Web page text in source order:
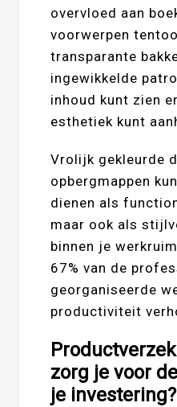
overvloed aan
voorwerpen
transparante
ingewikkelde
inhoud kunt zien
esthetiek kunt
Vrolijk gekleurde
opbergmappen
dienen als
maar ook als
binnen je
67% van de
georganiseerde
productiviteit
zorg je voor
je investering?